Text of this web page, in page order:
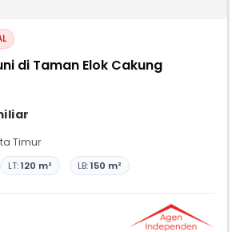
di Taman Elok Cakung
Timur
LT:120 m² LB:150 m²